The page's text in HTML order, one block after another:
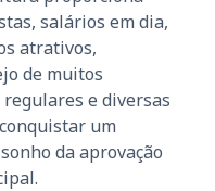
salários em dia,
atrativos,
de muitos
regulares e diversas
um
da aprovação